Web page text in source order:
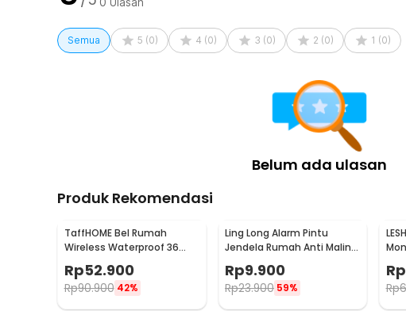
Rincian yang Anda dapatkan untuk pembelian produk ini:
1 x TaffHOME Doorbell Rain Cover Tutup Pelindung Bel Pintu
Semua 5 (0) 4 (0) 3 (0) 2 (0) 1 (0)
Belum ada ulasan
Produk Rekomendasi
TaffHOME Bel Rumah
Wireless Waterproof 36
Rp52.900
Rp90.900 42%
Ling Long Alarm Pintu
Jendela Rumah Anti Maling
YL-323
Rp9.900
Rp23.900 59%
Rp
Rp